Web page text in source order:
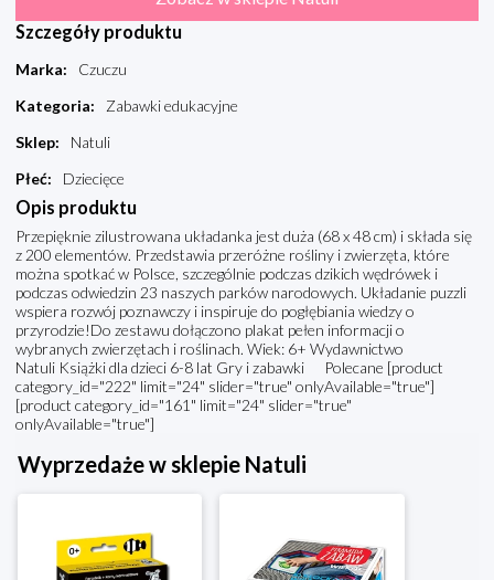
Szczegóły produktu
Marka:
Czuczu
Kategoria:
Zabawki edukacyjne
Sklep:
Natuli
Płeć: Dziecięce
Opis produktu
Przepięknie zilustrowana układanka jest duża (68 x 48 cm) i składa się
z 200 elementów. Przedstawia przeróżne rośliny i zwierzęta, które
można spotkać w Polsce, szczególnie podczas dzikich wędrówek i
podczas odwiedzin 23 naszych parków narodowych. Układanie puzzli
wspiera rozwój poznawczy i inspiruje do pogłębiania wiedzy o
przyrodzie!Do zestawu dołączono plakat pełen informacji o
wybranych zwierzętach i roślinach. Wiek: 6+ Wydawnictwo
Natuli Książki dla dzieci 6-8 lat Gry i zabawki Polecane [product
category_id="222" limit="24" slider="true" onlyAvailable="true"]
[product category_id="161" limit="24" slider="true"
onlyAvailable="true"]
Wyprzedaże w sklepie Natuli